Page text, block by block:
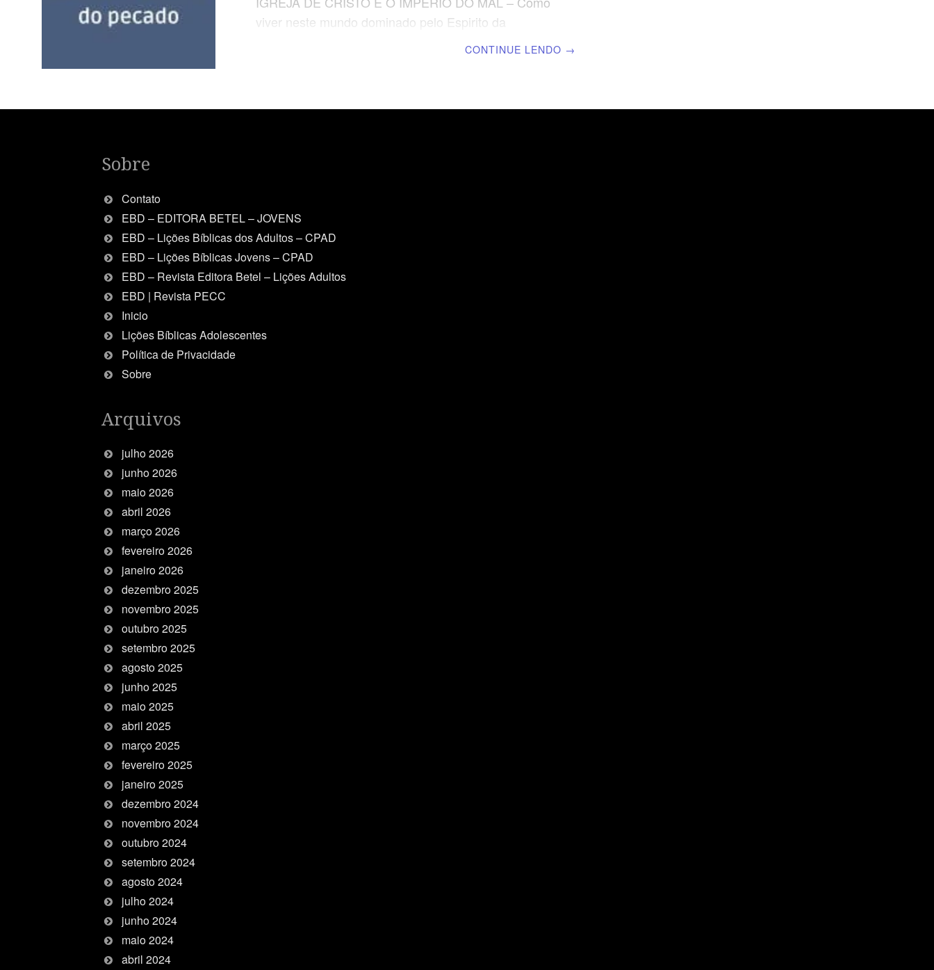
viver neste mundo dominado pelo Espirito da
CONTINUE LENDO →
Sobre
Contato
EBD – EDITORA BETEL – JOVENS
EBD – Lições Bíblicas dos Adultos – CPAD
EBD – Lições Bíblicas Jovens – CPAD
EBD – Revista Editora Betel – Lições Adultos
EBD | Revista PECC
Inicio
Lições Bíblicas Adolescentes
Política de Privacidade
Sobre
Arquivos
julho 2026
junho 2026
maio 2026
abril 2026
março 2026
fevereiro 2026
janeiro 2026
dezembro 2025
novembro 2025
outubro 2025
setembro 2025
agosto 2025
junho 2025
maio 2025
abril 2025
março 2025
fevereiro 2025
janeiro 2025
dezembro 2024
novembro 2024
outubro 2024
setembro 2024
agosto 2024
julho 2024
junho 2024
maio 2024
abril 2024